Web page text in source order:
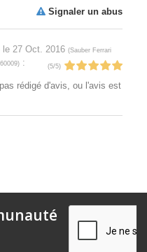
Signaler un abus
le 27 Oct. 2016 (Sauber Ferrari
) : (5/5)
rédigé d'avis, ou l'avis est